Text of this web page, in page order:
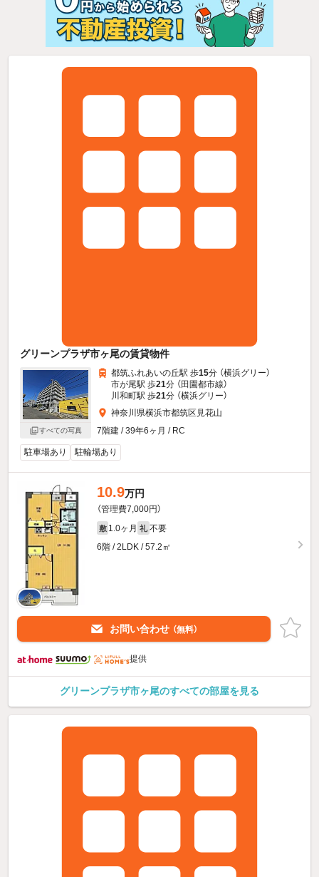
グリーンプラザ市ヶ尾の賃貸物件
すべての写真
都筑ふれあいの丘駅 歩15分 （横浜グリー）
市が尾駅 歩21分 （田園都市線）
川和町駅 歩21分 （横浜グリー）
神奈川県横浜市都筑区見花山
7階建 / 39年6ヶ月 / RC
駐車場あり 駐輪場あり
10.9万円
（管理費7,000円）
敷 1.0ヶ月 礼 不要
6階 / 2LDK / 57.2㎡
お問い合わせ （無料）
提供
グリーンプラザ市ヶ尾のすべての部屋を見る